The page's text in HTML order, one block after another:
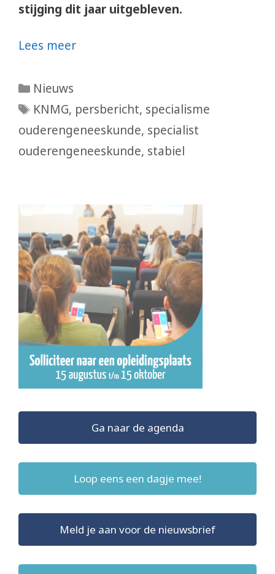
stijging dit jaar uitgebleven.
Lees meer
Categorieën
Nieuws
Tags
KNMG, persbericht, specialisme
ouderengeneeskunde, specialist
ouderengeneeskunde, stabiel
Ga naar de agenda
Loop eens een dagje mee!
Meld je aan voor de nieuwsbrief